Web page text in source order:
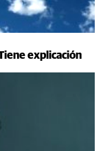
explicación